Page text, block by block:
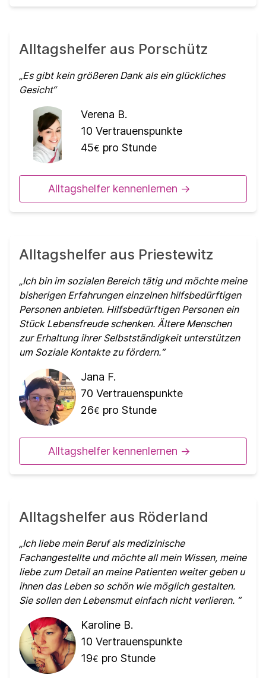
Alltagshelfer aus Porschütz
Es gibt kein größeren Dank als ein glückliches
Gesicht
Verena B.
10 Vertrauenspunkte
45€ pro Stunde
Alltagshelfer kennenlernen ->
Alltagshelfer aus Priestewitz
Ich bin im sozialen Bereich tätig und möchte meine
bisherigen Erfahrungen einzelnen hilfsbedürftigen
Personen anbieten. Hilfsbedürftigen Personen ein
Stück Lebensfreude schenken. Ältere Menschen
zur Erhaltung ihrer Selbstständigkeit unterstützen
um Soziale Kontakte zu fördern.
Jana F.
70 Vertrauenspunkte
26€ pro Stunde
Alltagshelfer kennenlernen ->
Alltagshelfer aus Röderland
Ich liebe mein Beruf als medizinische
Fachangestellte und möchte all mein Wissen, meine
liebe zum Detail an meine Patienten weiter geben u
ihnen das Leben so schön wie möglich gestalten.
Sie sollen den Lebensmut einfach nicht verlieren.
Karoline B.
10 Vertrauenspunkte
19€ pro Stunde